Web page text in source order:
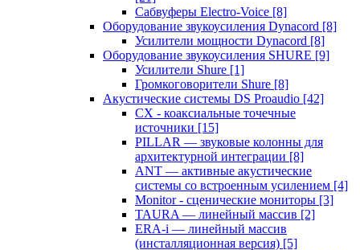
Сабвуферы Electro-Voice [8]
Оборудование звукоусиления Dynacord [8]
Усилители мощности Dynacord [8]
Оборудование звукоусиления SHURE [9]
Усилители Shure [1]
Громкоговорители Shure [8]
Акустические системы DS Proaudio [42]
CX - коаксиальные точечные
источники [15]
PILLAR — звуковые колонны для
архитектурной интеграции [8]
ANT — активные акустические
системы со встроенным усилением [4]
Monitor - сценические мониторы [3]
TAURA — линейный массив [2]
ERA-i — линейный массив
(инсталляционная версия) [5]